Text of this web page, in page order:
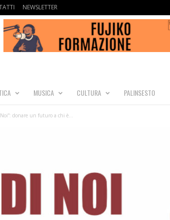
NEWSLETTER
MUSICA CULTURA PALINSESTO
donare un futuro a chi è...